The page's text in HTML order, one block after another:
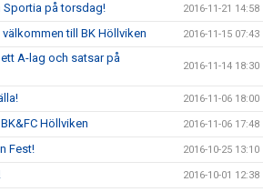
Sportia på torsdag! 2016-11-21 14:58
till BK Höllviken 2016-11-15 07:43
A-lag och satsar på
2016-11-14 18:30
2016-11-06 18:00
Höllviken 2016-11-06 17:48
Fest! 2016-10-25 13:10
2016-10-01 12:38